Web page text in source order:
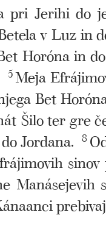
pri Jerihi do
v Luz in
Horóna in
5Meja
Bet
Šilo ter gre
Jordana. 8
Manásejevih